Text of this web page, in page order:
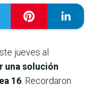
jueves al
una solución
16 . Recordaron